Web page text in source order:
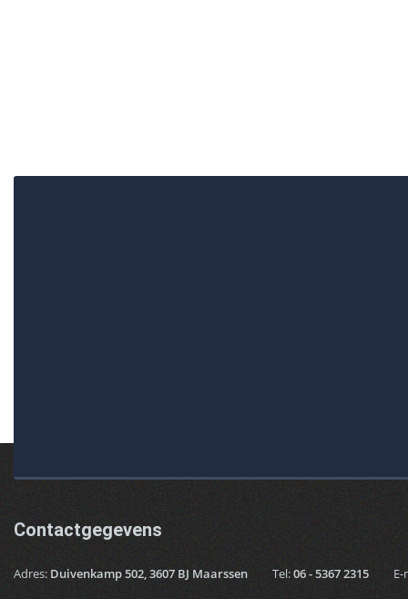
Contactgegevens
Adres:Duivenkamp 502, 3607 BJ Maarssen Tel:06 - 5367 2315